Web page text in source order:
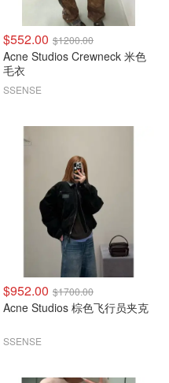
$552.00 $1200.00
Acne Studios Crewneck 米色
毛衣
SSENSE
$952.00 $1700.00
Acne Studios 棕色飞行员夹克
SSENSE